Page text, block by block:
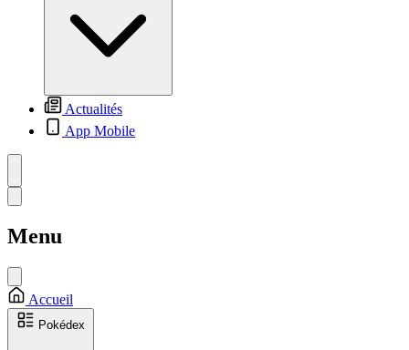
Actualités
App Mobile
Menu
Accueil